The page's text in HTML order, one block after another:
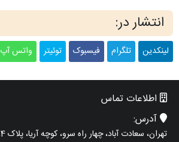
انتشار در:
لینکدین تلگرام فیسبوک توئیتر واتس آپ
اطلاعات تماس
آدرس:
تهران، سعادت آباد، چهار راه سرو، کوچه آریا، پلاک 4، طبقه 4، واحد 7